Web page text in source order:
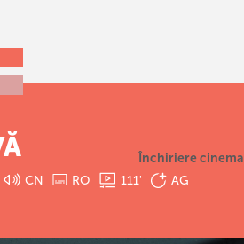
Închiriere cinema
CN RO 111' AG